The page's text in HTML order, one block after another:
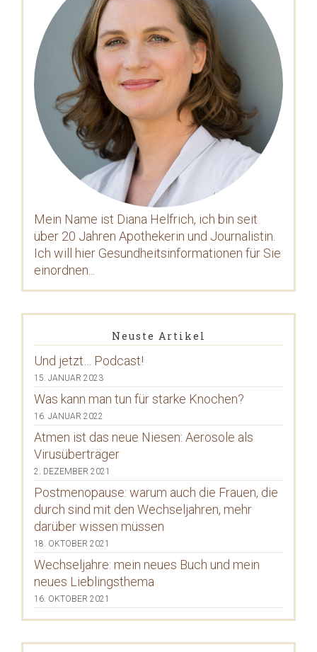
Mein Name ist Diana Helfrich, ich bin seit
über 20 Jahren Apothekerin und Journalistin.
Ich will hier Gesundheitsinformationen für Sie
einordnen...
Neuste Artikel
Und jetzt… Podcast!
15. JANUAR 2023
Was kann man tun für starke Knochen?
16. JANUAR 2022
Atmen ist das neue Niesen: Aerosole als
Virusüberträger
2. DEZEMBER 2021
Postmenopause: warum auch die Frauen, die
durch sind mit den Wechseljahren, mehr
darüber wissen müssen
18. OKTOBER 2021
Wechseljahre: mein neues Buch und mein
neues Lieblingsthema
16. OKTOBER 2021